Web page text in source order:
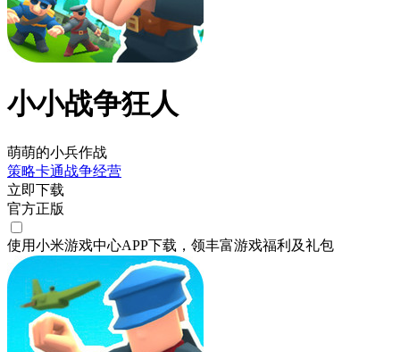
小小战争狂人
萌萌的小兵作战
策略卡通战争经营
立即下载
官方正版
使用小米游戏中心APP下载 ，领丰富游戏福利 及礼包